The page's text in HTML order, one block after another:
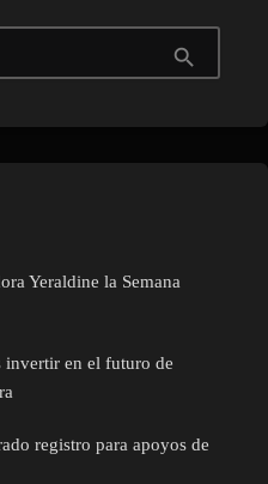
search
Yeraldine la Semana
invertir en el futuro de
registro para apoyos de